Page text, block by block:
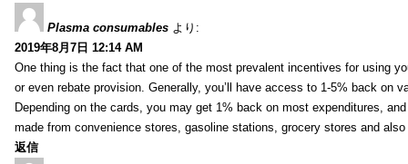
Plasma consumables より:
2019年8月7日 12:14 AM
One thing is the fact that one of the most prevalent incentives for using
or even rebate provision. Generally, you’ll have access to 1-5% back on
Depending on the cards, you may get 1% back on most expenditures,
made from convenience stores, gasoline stations, grocery stores and also
返信